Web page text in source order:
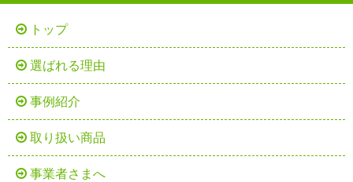
トップ
選ばれる理由
事例紹介
取り扱い商品
事業者さまへ